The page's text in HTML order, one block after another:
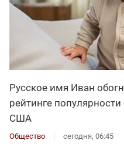
Русское имя Иван
рейтинге
США
Общество сегодня, 06:45